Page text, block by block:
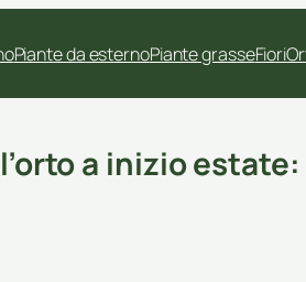
Piante da esternoPiante grasseFiori
a inizio estate: